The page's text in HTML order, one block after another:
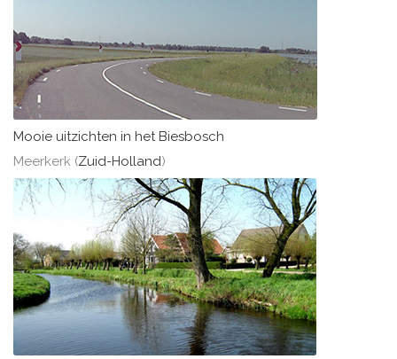
Mooie uitzichten in het Biesbosch
Meerkerk (Zuid-Holland)